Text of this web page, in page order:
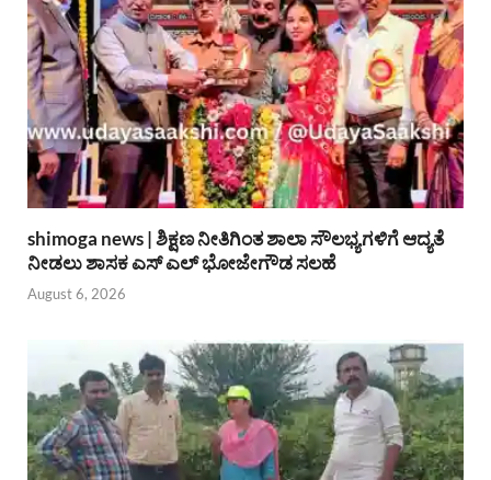
shimoga news | ಶಿಕ್ಷಣ ನೀತಿಗಿಂತ ಶಾಲಾ ಸೌಲಭ್ಯಗಳಿಗೆ ಆದ್ಯತೆ
ನೀಡಲು ಶಾಸಕ ಎಸ್ ಎಲ್ ಭೋಜೇಗೌಡ ಸಲಹೆ
August 6, 2026